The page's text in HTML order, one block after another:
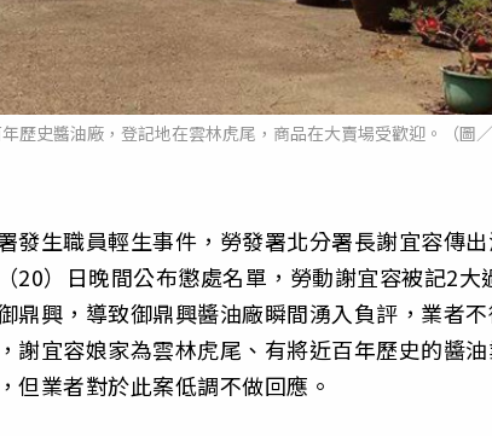
歷史醬油廠，登記地在雲林虎尾，商品在大賣場受歡迎。（圖／
發生職員輕生事件，勞發署北分署長謝宜容傳
20）日晚間公布懲處名單，勞動謝宜容被記2
鼎興，導致御鼎興醬油廠瞬間湧入負評，業者
謝宜容娘家為雲林虎尾、有將近百年歷史的醬
但業者對於此案低調不做回應。